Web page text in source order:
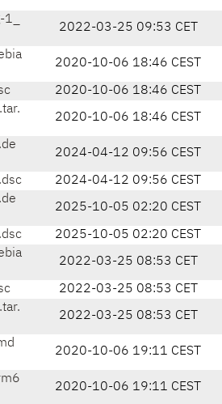
2022-03-25 09:53 CET
2020-10-06 18:46 CEST
2020-10-06 18:46 CEST
2020-10-06 18:46 CEST
2024-04-12 09:56 CEST
2024-04-12 09:56 CEST
2025-10-05 02:20 CEST
2025-10-05 02:20 CEST
2022-03-25 08:53 CET
2022-03-25 08:53 CET
2022-03-25 08:53 CET
2020-10-06 19:11 CEST
2020-10-06 19:11 CEST